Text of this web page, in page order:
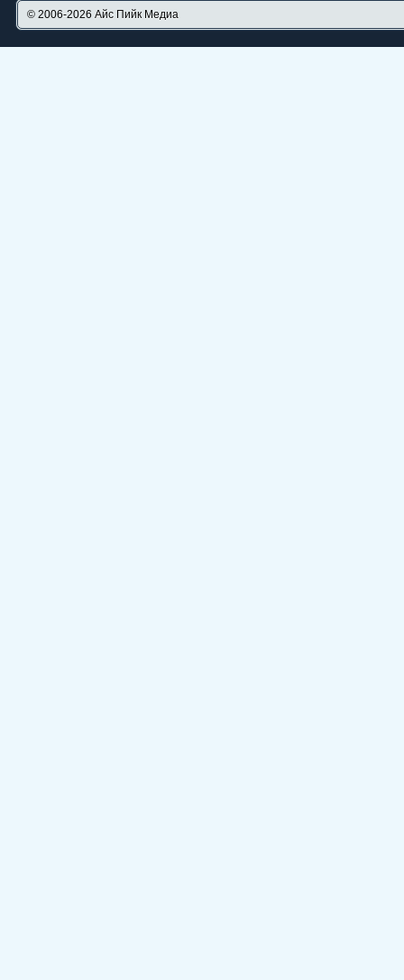
© 2006-2026 Айс Пийк Медиа